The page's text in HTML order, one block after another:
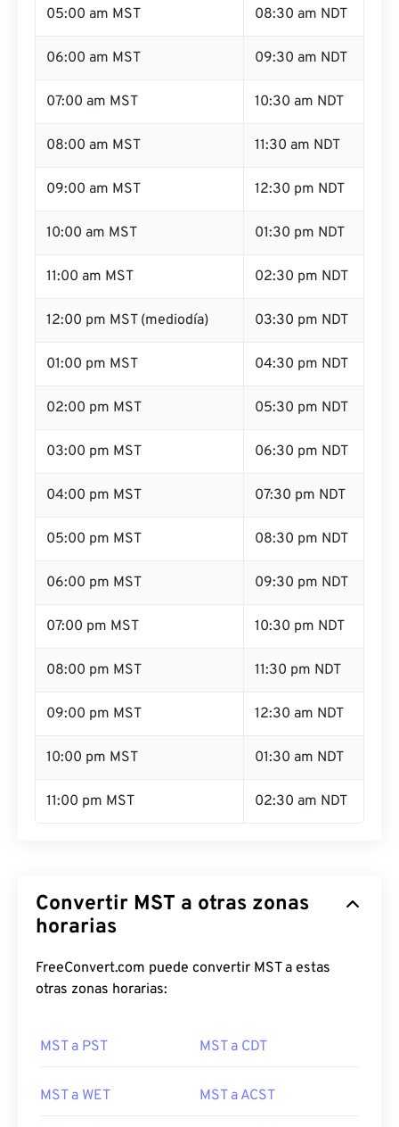
05:00 am MST 08:30 am NDT
06:00 am MST 09:30 am NDT
07:00 am MST 10:30 am NDT
08:00 am MST 11:30 am NDT
09:00 am MST 12:30 pm NDT
10:00 am MST 01:30 pm NDT
11:00 am MST 02:30 pm NDT
12:00 pm MST (mediodía) 03:30 pm NDT
01:00 pm MST 04:30 pm NDT
02:00 pm MST 05:30 pm NDT
03:00 pm MST 06:30 pm NDT
04:00 pm MST 07:30 pm NDT
05:00 pm MST 08:30 pm NDT
06:00 pm MST 09:30 pm NDT
07:00 pm MST 10:30 pm NDT
08:00 pm MST 11:30 pm NDT
09:00 pm MST 12:30 am NDT
10:00 pm MST 01:30 am NDT
11:00 pm MST 02:30 am NDT
Convertir MST a otras zonas
horarias
FreeConvert.com puede convertir MST a estas
otras zonas horarias:
MST a PST MST a CDT
MST a WET MST a ACST